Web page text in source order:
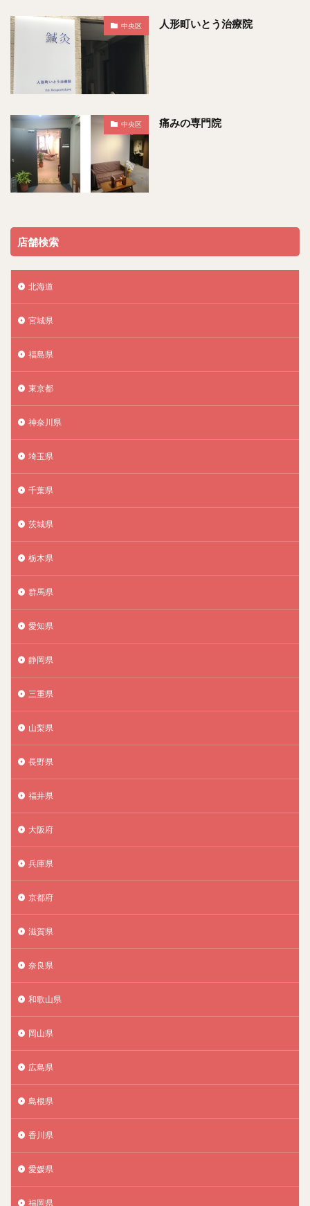
中央区 人形町いとう治療院
中央区 痛みの専門院
店舗検索
北海道
宮城県
福島県
東京都
神奈川県
埼玉県
千葉県
茨城県
栃木県
群馬県
愛知県
静岡県
三重県
山梨県
長野県
福井県
大阪府
兵庫県
京都府
滋賀県
奈良県
和歌山県
岡山県
広島県
島根県
香川県
愛媛県
福岡県